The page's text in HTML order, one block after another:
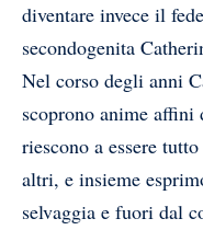
diventare invece il
secondogenita
Nel corso degli anni
scoprono anime
riescono a essere
altri, e insieme
selvaggia e fuori dal